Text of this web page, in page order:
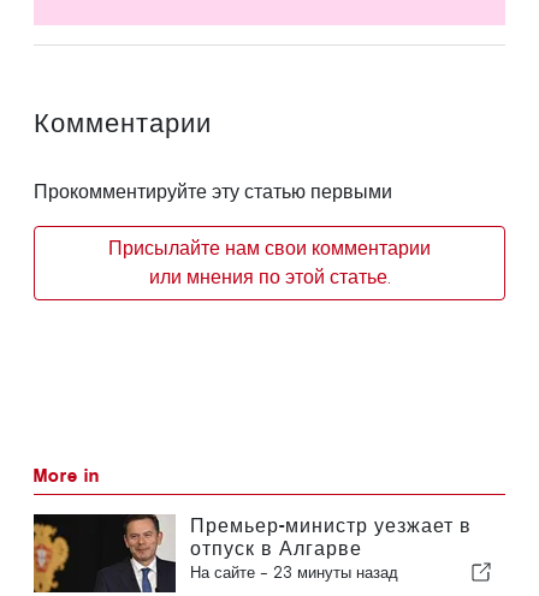
Комментарии
Прокомментируйте эту статью первыми
Присылайте нам свои комментарии
или мнения по этой статье.
More in
Премьер-министр уезжает в
отпуск в Алгарве
На сайте - 23 минуты назад